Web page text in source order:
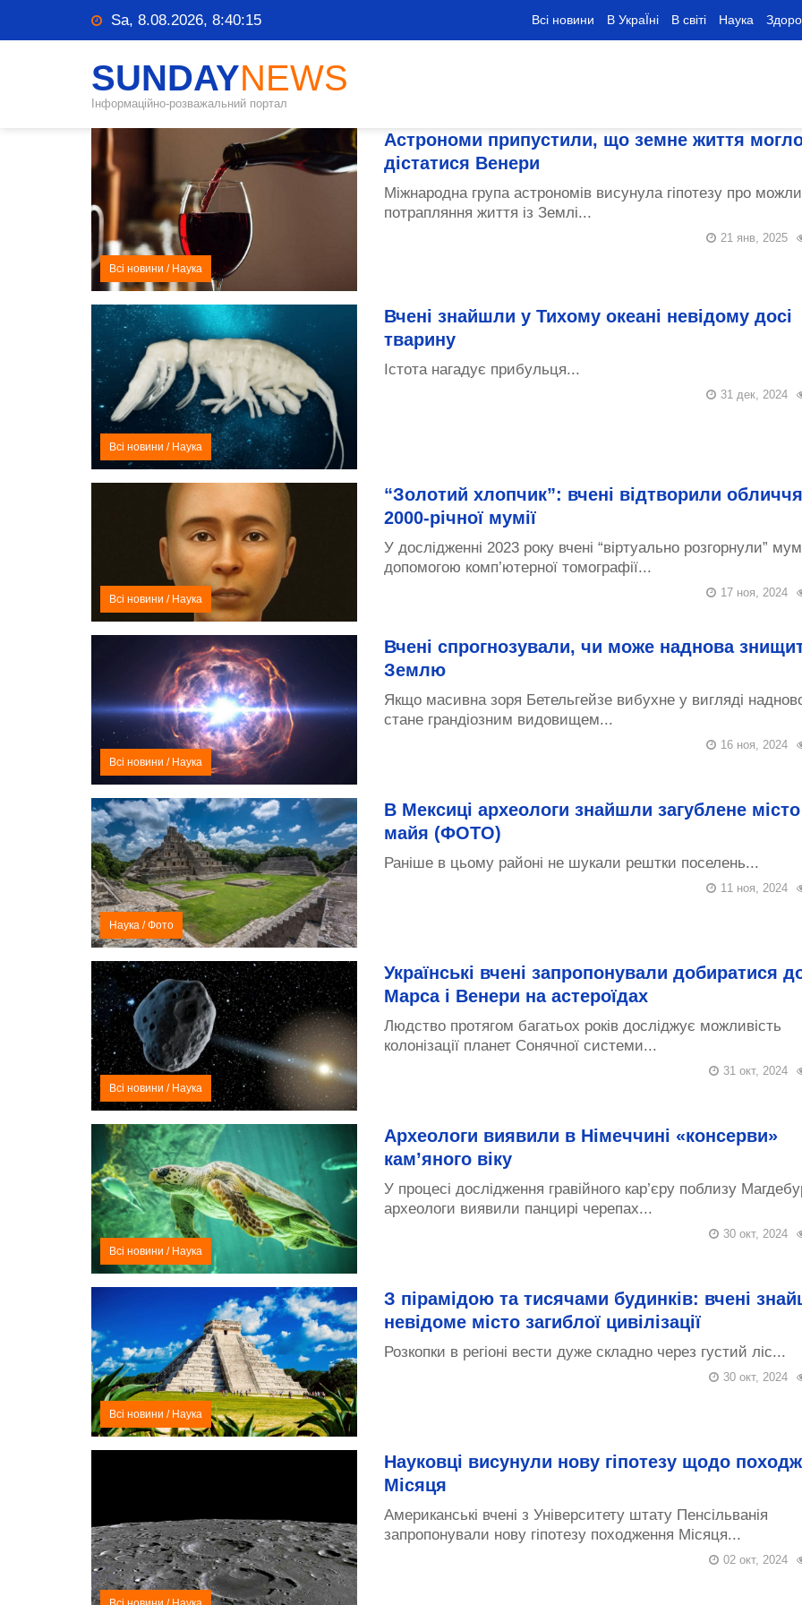
Sa, 8.08.2026, 8:40:16 Всі новини В УкраЇні В світі Наука
SUNDAYNEWS
Інформаційно-розважальний портал
Всі новини / Наука
Астрономи припустили, що земне життя
дістатися Венери
Міжнародна група астрономів висунула гіпотезу про
потрапляння життя із Землі...
21 янв, 2025
Всі новини / Наука
Вчені знайшли у Тихому океані невідому досі
тварину
Істота нагадує прибульця...
31 дек, 2024
Всі новини / Наука
“Золотий хлопчик”: вчені відтворили обличчя
2000-річної мумії
У дослідженні 2023 року вчені “віртуально розгорнули”
допомогою комп’ютерної томографії...
17 ноя, 2024
Всі новини / Наука
Вчені спрогнозували, чи може наднова
Землю
Якщо масивна зоря Бетельгейзе вибухне у вигляді
стане грандіозним видовищем...
16 ноя, 2024
Наука /Фото
В Мексиці археологи знайшли загублене місто
майя (ФОТО)
Раніше в цьому районі не шукали рештки поселень...
11 ноя, 2024
Всі новини / Наука
Українські вчені запропонували добиратися
Марса і Венери на астероїдах
Людство протягом багатьох років досліджує можливість
колонізації планет Сонячної системи...
31 окт, 2024
Всі новини / Наука
Археологи виявили в Німеччині «консерви»
кам’яного віку
У процесі дослідження гравійного кар’єру поблизу
археологи виявили панцирі черепах...
30 окт, 2024
Всі новини / Наука
З пірамідою та тисячами будинків: вчені
невідоме місто загиблої цивілізації
Розкопки в регіоні вести дуже складно через густий ліс...
30 окт, 2024
Науковці висунули нову гіпотезу щодо
Місяця
Американські вчені з Університету штату Пенсільванія
запропонували нову гіпотезу походження Місяця...
02 окт, 2024